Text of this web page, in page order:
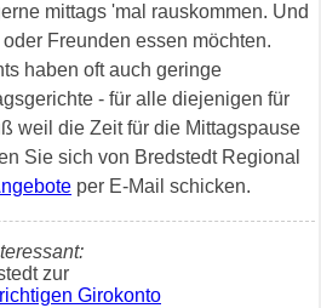
mittags 'mal rauskommen. Und
Freunden essen möchten.
haben oft auch geringe
- für alle diejenigen für
weil die Zeit für die Mittagspause
Sie sich von Bredstedt Regional
per E-Mail schicken.
zur
richtigen Girokonto